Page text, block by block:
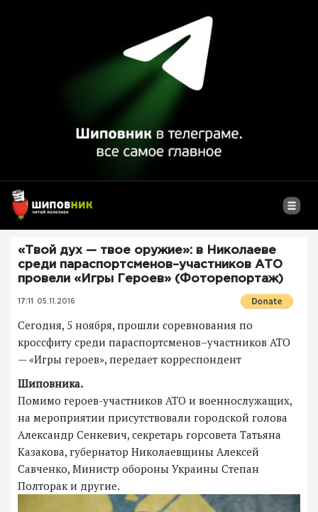
«Твой дух — твое оружие»: в Николаеве
среди параспортсменов–участников АТО
провели «Игры Героев» (Фоторепортаж)
17:11 05.11.2016
Сегодня, 5 ноября, прошли соревнования по
кроссфиту среди параспортсменов–участников АТО
— «Игры героев», передает корреспондент
Шиповника.
Помимо героев-участников АТО и военнослужащих,
на мероприятии присутствовали городской голова
Александр Сенкевич, секретарь горсовета Татьяна
Казакова, губернатор Николаевщины Алексей
Савченко, Министр обороны Украины Степан
Полторак и другие.